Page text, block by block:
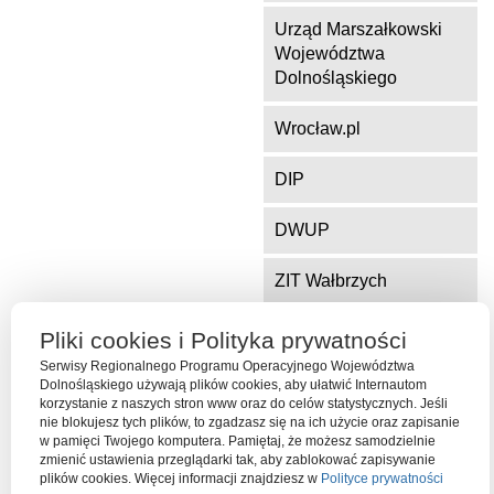
Urząd Marszałkowski
Województwa
Dolnośląskiego
Wrocław.pl
DIP
DWUP
ZIT Wałbrzych
ZIT Jelenia Góra
Serwis współfinansowany ze środków Funduszu Spójności Unii
Europejskiej w ramach Programu Operacyjnego Pomoc Techniczna
2014-2020
Pliki cookies i Polityka prywatności
Serwisy Regionalnego Programu Operacyjnego Województwa
Dolnośląskiego używają plików cookies, aby ułatwić Internautom
korzystanie z naszych stron www oraz do celów statystycznych. Jeśli
nie blokujesz tych plików, to zgadzasz się na ich użycie oraz zapisanie
w pamięci Twojego komputera. Pamiętaj, że możesz samodzielnie
zmienić ustawienia przeglądarki tak, aby zablokować zapisywanie
plików cookies. Więcej informacji znajdziesz w Polityce prywatności